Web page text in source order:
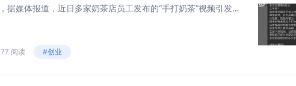
快科技1月7日消息，据媒体报道，近日多家奶茶店员工发布的“手打奶茶”视频引发热议。视频里徒手捶打冰块、直接搅动奶茶等操作让不少消费者直呼“难以接受”。对比，多家茶饮品牌在内部发布通知，严禁员工跟风拍摄。据悉，茉莉奶白下发通知，全国营运管理组...
阅读 #创业